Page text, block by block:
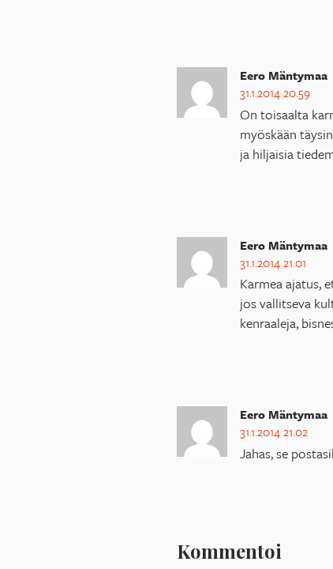
Eero Mäntymaa
31.1.2014 20.59
On toisaalta
myöskään
ja hiljaisia
Eero Mäntymaa
31.1.2014 21.01
Karmea ajatus,
jos vallitseva
kenraaleja,
Eero Mäntymaa
31.1.2014 21.02
Jahas, se
Kommentoi